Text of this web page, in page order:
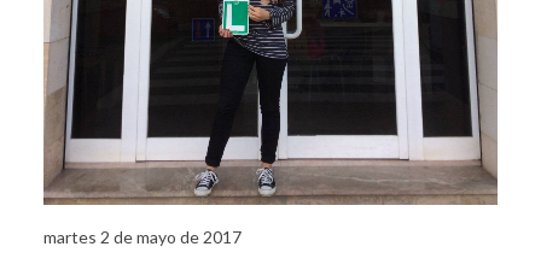
martes 2 de mayo de 2017